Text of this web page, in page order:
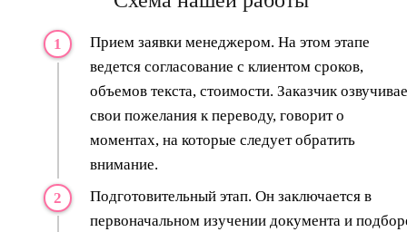
Прием заявки менеджером. На этом этапе
ведется согласование с клиентом сроков,
объемов текста, стоимости. Заказчик
свои пожелания к переводу, говорит о
моментах, на которые следует обратить
внимание.
Подготовительный этап. Он заключается в
первоначальном изучении документа и